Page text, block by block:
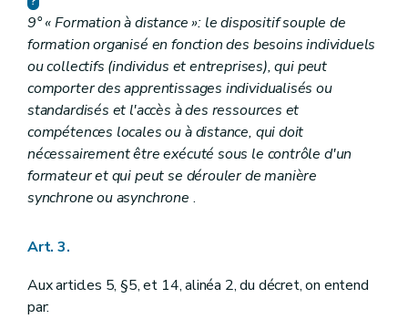
9° « Formation à distance »: le dispositif souple de
formation organisé en fonction des besoins individuels
ou collectifs (individus et entreprises), qui peut
comporter des apprentissages individualisés ou
standardisés et l'accès à des ressources et
compétences locales ou à distance, qui doit
nécessairement être exécuté sous le contrôle d'un
formateur et qui peut se dérouler de manière
synchrone ou asynchrone .
Art. 3.
Aux articles 5, §5, et 14, alinéa 2, du décret, on entend
par: